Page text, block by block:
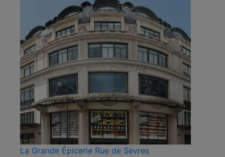
La Grande Épicerie Rue de Sèvres